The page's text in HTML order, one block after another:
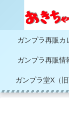
ガンプラ再販カ
ガンプラ再販情
ガンプラ堂X（旧